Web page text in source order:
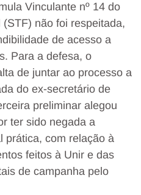
Vinculante nº 14 do
não foi respeitada,
de acesso a
Para a defesa, o
de juntar ao processo a
do ex-secretário de
preliminar alegou
ter sido negada a
prática, com relação à
feitos à Unir e das
de campanha pelo